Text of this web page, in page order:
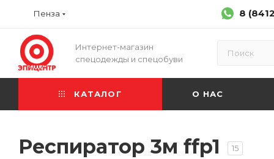
Пенза 8
Интернет-магазин
спецодежды и спецобуви
КАТАЛОГ О НАС
Респиратор 3м ffp1 15